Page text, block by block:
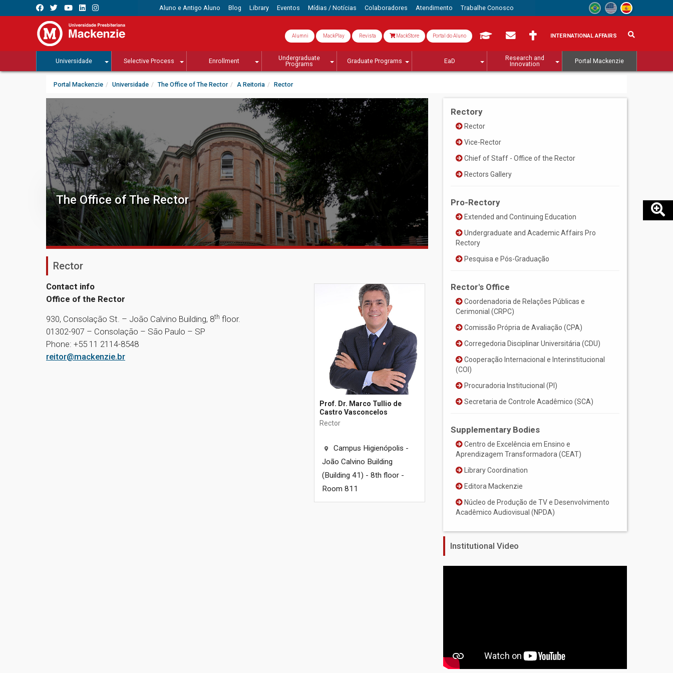
Aluno e Antigo Aluno Blog Library Eventos Mídias / Notícias Colaboradores Atendimento Trabalhe Conosco
Alumni MackPlay Revista MackStore Portal do Aluno INTERNATIONAL AFFAIRS
Universidade Selective Process Enrollment
Undergraduate
Programs
Graduate Programs EaD
Research and
Innovation
Portal Mackenzie
Portal Mackenzie Universidade The Office of The Rector A Reitoria Rector
The Office of The Rector
Rector
Contact info
Office of the Rector
930, Consolação St. – João Calvino Building, 8th floor.
01302-907 – Consolação – São Paulo – SP
Phone: +55 11 2114-8548
reitor@mackenzie.br
Prof. Dr. Marco Tullio de
Castro Vasconcelos
Rector
Campus Higienópolis -
João Calvino Building
(Building 41) - 8th floor -
Room 811
Rectory
Rector
Vice-Rector
Chief of Staff - Office of the Rector
Rectors Gallery
Pro-Rectory
Extended and Continuing Education
Undergraduate and Academic Affairs Pro
Rectory
Pesquisa e Pós-Graduação
Rector's Office
Coordenadoria de Relações Públicas e
Cerimonial (CRPC)
Comissão Própria de Avaliação (CPA)
Corregedoria Disciplinar Universitária (CDU)
Cooperação Internacional e Interinstitucional
(COI)
Procuradoria Institucional (PI)
Secretaria de Controle Acadêmico (SCA)
Supplementary Bodies
Centro de Excelência em Ensino e
Aprendizagem Transformadora (CEAT)
Library Coordination
Editora Mackenzie
Núcleo de Produção de TV e Desenvolvimento
Acadêmico Audiovisual (NPDA)
Institutional Video